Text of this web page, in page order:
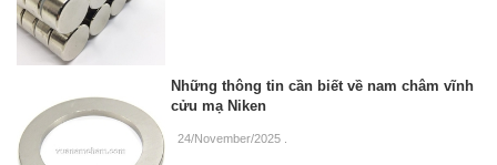
Những thông tin cần biết về nam châm vĩnh
cửu mạ Niken
24/November/2025